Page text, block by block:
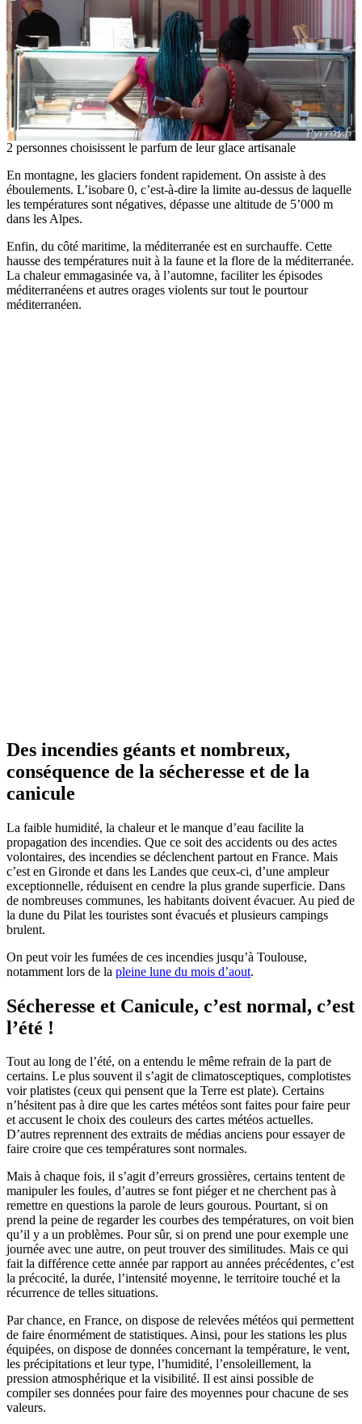
2 personnes choisissent le parfum de leur glace artisanale
En montagne, les glaciers fondent rapidement. On assiste à des
éboulements. L’isobare 0, c’est-à-dire la limite au-dessus de laquelle
les températures sont négatives, dépasse une altitude de 5’000 m
dans les Alpes.
Enfin, du côté maritime, la méditerranée est en surchauffe. Cette
hausse des températures nuit à la faune et la flore de la méditerranée.
La chaleur emmagasinée va, à l’automne, faciliter les épisodes
méditerranéens et autres orages violents sur tout le pourtour
méditerranéen.
Des incendies géants et nombreux,
conséquence de la sécheresse et de la
canicule
La faible humidité, la chaleur et le manque d’eau facilite la
propagation des incendies. Que ce soit des accidents ou des actes
volontaires, des incendies se déclenchent partout en France. Mais
c’est en Gironde et dans les Landes que ceux-ci, d’une ampleur
exceptionnelle, réduisent en cendre la plus grande superficie. Dans
de nombreuses communes, les habitants doivent évacuer. Au pied de
la dune du Pilat les touristes sont évacués et plusieurs campings
brulent.
On peut voir les fumées de ces incendies jusqu’à Toulouse,
notamment lors de la pleine lune du mois d’aout.
Sécheresse et Canicule, c’est normal, c’est
l’été !
Tout au long de l’été, on a entendu le même refrain de la part de
certains. Le plus souvent il s’agit de climatosceptiques, complotistes
voir platistes (ceux qui pensent que la Terre est plate). Certains
n’hésitent pas à dire que les cartes météos sont faites pour faire peur
et accusent le choix des couleurs des cartes météos actuelles.
D’autres reprennent des extraits de médias anciens pour essayer de
faire croire que ces températures sont normales.
Mais à chaque fois, il s’agit d’erreurs grossières, certains tentent de
manipuler les foules, d’autres se font piéger et ne cherchent pas à
remettre en questions la parole de leurs gourous. Pourtant, si on
prend la peine de regarder les courbes des températures, on voit bien
qu’il y a un problèmes. Pour sûr, si on prend une pour exemple une
journée avec une autre, on peut trouver des similitudes. Mais ce qui
fait la différence cette année par rapport au années précédentes, c’est
la précocité, la durée, l’intensité moyenne, le territoire touché et la
récurrence de telles situations.
Par chance, en France, on dispose de relevées météos qui permettent
de faire énormément de statistiques. Ainsi, pour les stations les plus
équipées, on dispose de données concernant la température, le vent,
les précipitations et leur type, l’humidité, l’ensoleillement, la
pression atmosphérique et la visibilité. Il est ainsi possible de
compiler ses données pour faire des moyennes pour chacune de ses
valeurs.